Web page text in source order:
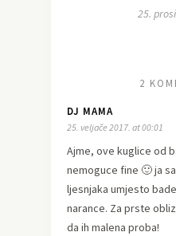
25.
2
DJ MAMA
25. veljače 2017. at 00:01
Ajme, ove kuglice od
nemoguce fine 🙂 ja
ljesnjaka umjesto
narance. Za prste
da ih malena proba!